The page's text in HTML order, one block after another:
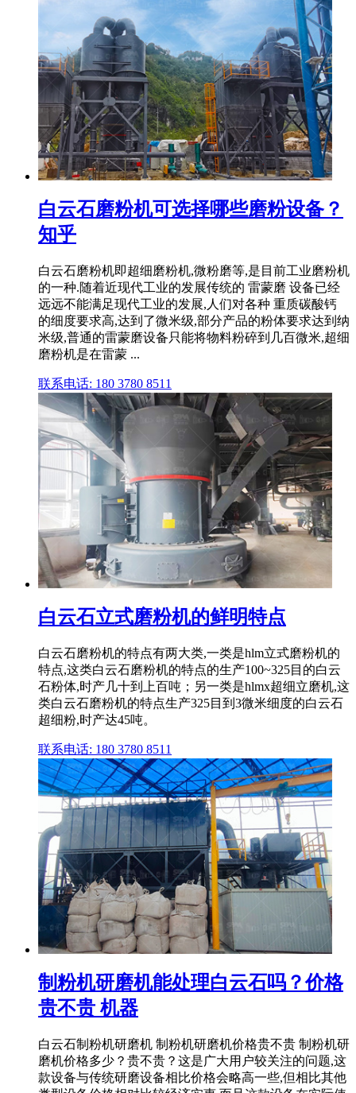
白云石磨粉机可选择哪些磨粉设备？
知乎
白云石磨粉机即超细磨粉机,微粉磨等,是目前工业磨粉机
的一种.随着近现代工业的发展传统的 雷蒙磨 设备已经
远远不能满足现代工业的发展,人们对各种 重质碳酸钙
的细度要求高,达到了微米级,部分产品的粉体要求达到纳
米级,普通的雷蒙磨设备只能将物料粉碎到几百微米,超细
磨粉机是在雷蒙 ...
联系电话: 180 3780 8511
白云石立式磨粉机的鲜明特点
白云石磨粉机的特点有两大类,一类是hlm立式磨粉机的
特点,这类白云石磨粉机的特点的生产100~325目的白云
石粉体,时产几十到上百吨；另一类是hlmx超细立磨机,这
类白云石磨粉机的特点生产325目到3微米细度的白云石
超细粉,时产达45吨。
联系电话: 180 3780 8511
制粉机研磨机能处理白云石吗？价格
贵不贵 机器
白云石制粉机研磨机 制粉机研磨机价格贵不贵 制粉机研
磨机价格多少？贵不贵？这是广大用户较关注的问题,这
款设备与传统研磨设备相比价格会略高一些,但相比其他